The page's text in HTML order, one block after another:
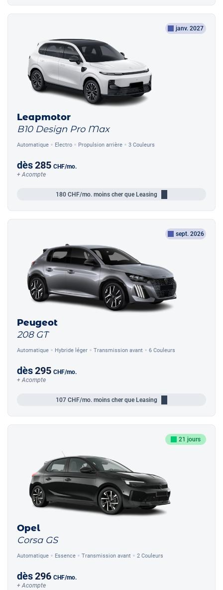
janv. 2027
Leapmotor
B10 Design Pro Max
Automatique Electro Propulsion arrière 3 Couleurs
dès285 CHF/mo.
+ Acompte
180 CHF/mo. moins cher que Leasing
sept. 2026
Peugeot
208 GT
Automatique Hybride léger Transmission avant 6 Couleurs
dès295 CHF/mo.
+ Acompte
107 CHF/mo. moins cher que Leasing
21 jours
Opel
Corsa GS
Automatique Essence Transmission avant 2 Couleurs
dès296 CHF/mo.
+ Acompte